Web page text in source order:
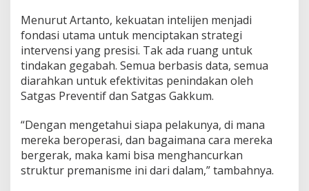
Menurut Artanto, kekuatan intelijen menjadi
fondasi utama untuk menciptakan strategi
intervensi yang presisi. Tak ada ruang untuk
tindakan gegabah. Semua berbasis data, semua
diarahkan untuk efektivitas penindakan oleh
Satgas Preventif dan Satgas Gakkum.
“Dengan mengetahui siapa pelakunya, di mana
mereka beroperasi, dan bagaimana cara mereka
bergerak, maka kami bisa menghancurkan
struktur premanisme ini dari dalam,” tambahnya.